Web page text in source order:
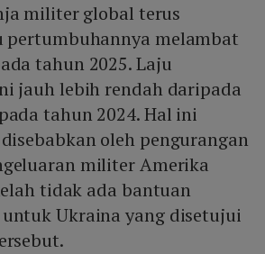
militer global terus
pertumbuhannya melambat
tahun 2025. Laju
jauh lebih rendah daripada
tahun 2024. Hal ini
oleh pengurangan
militer Amerika
tidak ada bantuan
Ukraina yang disetujui